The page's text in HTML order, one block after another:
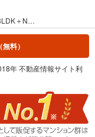
。 / 92.66m²・119.14m²
（無料）
年 不動産情報サイト利